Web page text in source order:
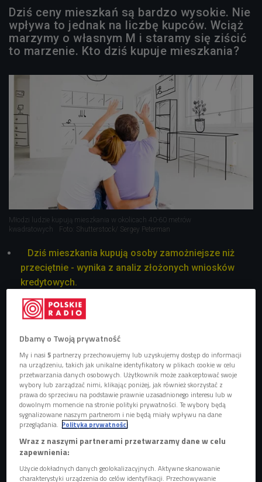
Dziś ceny mieszkań są bardzo wysokie. Nie
wpływa to jednak na liczbę kupców. Wciąż
marzymy o własnym M i staramy się ziścić
to marzenie. Kto dziś kupuje mieszkania?
Młodzi ludzie kupują mieszkania w okolicach 40-60 metrów
kwadratowych
Foto: Shutterstock/ Sergey Peterman
Dziś mieszkania kupują osoby zamożniejsze niż
przeciętnie - wynika z analiz złożonych wniosków
kredytowych.
Klienci rynku nieruchomości kupują mieszkania na
własne potrzeby lub na inwestycje.
metrów kwadratowych. Raczej nie decydują się na
kawalerki
Wśród korzystajacych z programu Bezpieczny
kredyt 2 procent 80 procent stanowili ludzie młodzi -
do 34. roku życia.
W 2024 roku planowane jest wprowadzenie
programu Mieszkanie na start. Wciąż trwają prace
konsultacyjne.
Nowy program ma m.in. na celu umożliwienie
Dbamy o Twoją prywatność
My i nasi5 partnerzy przechowujemy lub uzyskujemy dostęp do informacji
na urządzeniu, takich jak unikalne identyfikatory w plikach cookie w celu
przetwarzania danych osobowych. Użytkownik może zaakceptować swoje
wybory lub zarządzać nimi, klikając poniżej, jak również skorzystać z
prawa do sprzeciwu na podstawie prawnie uzasadnionego interesu lub w
dowolnym momencie na stronie polityki prywatności. Te wybory będą
sygnalizowane naszym partnerom i nie będą miały wpływu na dane
przeglądania. Polityka prywatności
Wraz z naszymi partnerami przetwarzamy dane w celu
zapewnienia:
Użycie dokładnych danych geolokalizacyjnych. Aktywne skanowanie
charakterystyki urządzenia do celów identyfikacji. Przechowywanie